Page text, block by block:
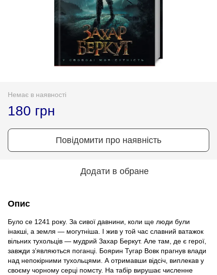
Немає в наявності
180 грн
Повідомити про наявність
Додати в обране
Опис
Було се 1241 року. За сивої давнини, коли ще люди були
інакші, а земля — могутніша. І жив у той час славний ватажок
вільних тухольців — мудрий Захар Беркут. Але там, де є герої,
завжди з’являються поганці. Боярин Тугар Вовк прагнув влади
над непокірними тухольцями. А отримавши відсіч, виплекав у
своєму чорному серці помсту. На табір вирушає численне